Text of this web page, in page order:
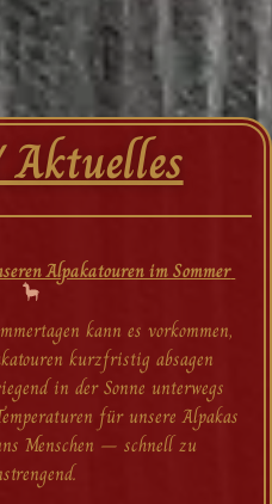
Wichtige Info zu unseren Alpakatouren im Sommer
kann es vorkommen,
kurzfristig absagen
in der Sonne unterwegs
für unsere Alpakas
Menschen – schnell zu